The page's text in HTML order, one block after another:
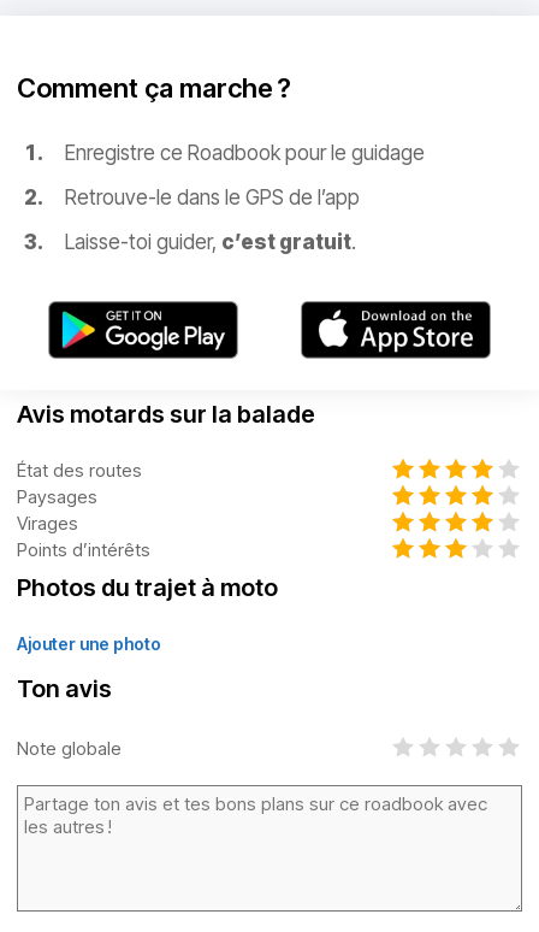
Comment ça marche ?
Enregistre ce Roadbook pour le guidage
Retrouve-le dans le GPS de l’app
Laisse-toi guider, c’est gratuit.
Avis motards sur la balade
État des routes
Paysages
Virages
Points d’intérêts
Photos du trajet à moto
Ajouter une photo
Ton avis
Note globale